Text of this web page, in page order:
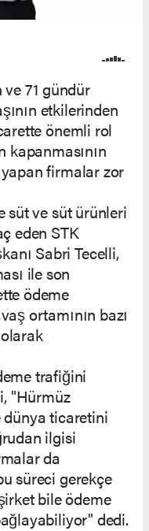
71 gündür
etkilerinden
önemli rol
kapanmasının
yapan firmalar zor
süt ve süt ürünleri
eden STK
Sabri Tecelli,
ile son
ödeme
ortamının bazı
trafiğini
"Hürmüz
dünya ticaretini
ilgisi
da
süreci gerekçe
bile ödeme
dedi.